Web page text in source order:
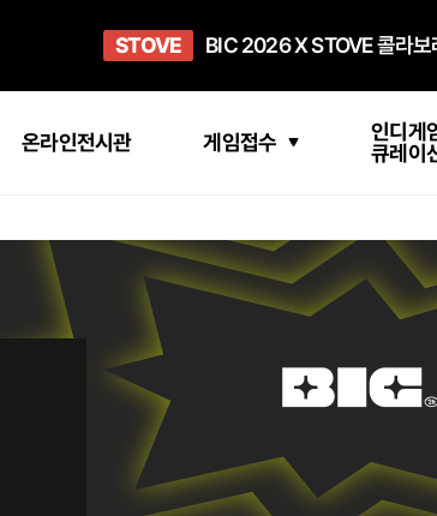
OPEN BIC 2026 STEAM
STOVE BIC 2026 X STOVE 콜라보
희망스튜디오 아이들에게 희망 버프
GO TO 인디게임 테스트 베드 '
GO TO '인디게임 큐레이션'
온라인전시관 게임접수
인디게
큐레이